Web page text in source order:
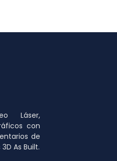
Láser,
con
de
As Built.